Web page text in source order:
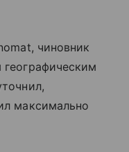
чиновник
максимально